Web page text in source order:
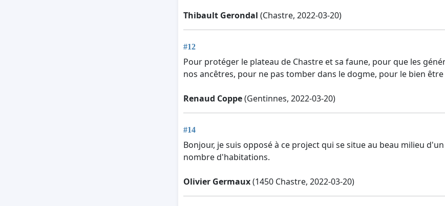
Thibault Gerondal (Chastre, 2022-03-20)
#12
Pour protéger le plateau de Chastre et sa faune, pour que les
nos ancêtres, pour ne pas tomber dans le dogme, pour le bien
Renaud Coppe(Gentinnes, 2022-03-20)
#14
Bonjour, je suis opposé à ce project qui se situe au beau milieu
nombre d'habitations.
Olivier Germaux(1450 Chastre, 2022-03-20)